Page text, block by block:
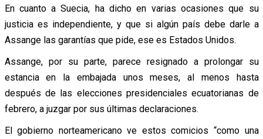
En cuanto a Suecia, ha dicho en varias ocasiones que su
justicia es independiente, y que si algún país debe darle a
Assange las garantías que pide, ese es Estados Unidos.
Assange, por su parte, parece resignado a prolongar su
estancia en la embajada unos meses, al menos hasta
después de las elecciones presidenciales ecuatorianas de
febrero, a juzgar por sus últimas declaraciones.
El gobierno norteamericano ve estos comicios “como una